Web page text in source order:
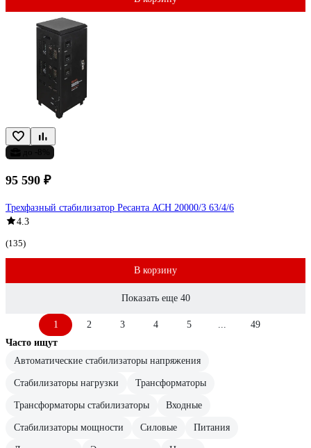
95 590 ₽
Трехфазный стабилизатор Ресанта АСН 20000/3 63/4/6
4.3
(135)
В корзину
Показать еще 40
1 2 3 4 5 ...
49
Часто ищут
Автоматические стабилизаторы напряжения
Стабилизаторы нагрузки Трансформаторы
Трансформаторы стабилизаторы Входные
Стабилизаторы мощности Силовые Питания